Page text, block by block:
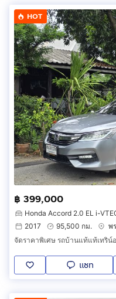
HOT
฿ 399,000
Honda Accord 2.0 EL i-
2017
95,500 กม.
พ
แชท